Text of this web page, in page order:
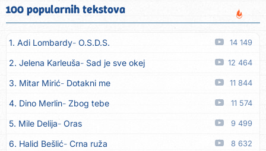
10. Tereza Kesovija Da li ću moći
11. Lidija Bačić Neka se vino toči (Nazdravlje) 06.08
12. Karin Kuljanić Nisi zavridel 06.08
13. Tamara Brusić Nigdi ni lipo ko doma 06.08
14. Tamara Brusić Biž´mo ća 06.08
15. Rusko Richie Bila si, bila 06.08
16. Rusko Richie Ti i ja 06.08
17. Azra Husarkić Ako treba 06.08
100 popularnih tekstova
1. Adi Lombardy O.S.D.S. 14 149
2. Jelena Karleuša Sad je sve okej 12 464
3. Mitar Mirić Dotakni me 11 844
4. Dino Merlin Zbog tebe 11 574
5. Mile Delija Oras 9 499
6. Halid Bešlić Crna ruža 8 632